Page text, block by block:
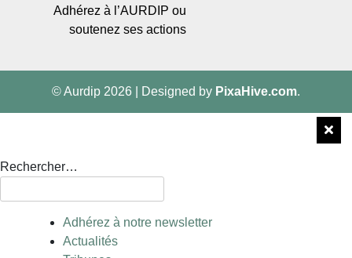
Adhérez à l’AURDIP ou
soutenez ses actions
© Aurdip 2026 Designed by PixaHive.com.
Rechercher…
Adhérez à notre newsletter
Actualités